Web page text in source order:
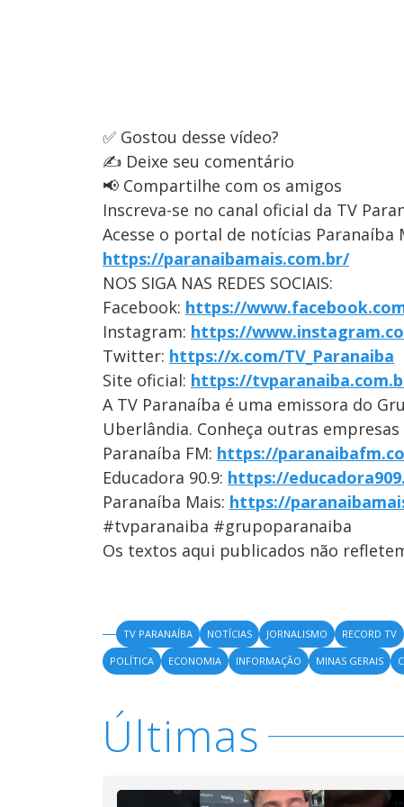
✅ Gostou desse vídeo?
✍️ Deixe seu comentário
📢 Compartilhe com os amigos
Inscreva-se no canal oficial da TV
Acesse o portal de notícias Paranaíba
https://paranaibamais.com.br/
NOS SIGA NAS REDES SOCIAIS:
Facebook: https://
Instagram: https://
Twitter: https://x.com/TV_Paranaiba
Site oficial: https://
A TV Paranaíba é uma emissora do
Uberlândia. Conheça outras
Paranaíba FM: https://
Educadora 90.9: https://
Paranaíba Mais: https://
#tvparanaiba #grupoparanaiba
Os textos aqui publicados não
TV PARANAÍBA NOTÍCIAS JORNALISMO RECORD TV
POLÍTICA
ECONOMIA INFORMAÇÃO MINAS GERAIS
Últimas